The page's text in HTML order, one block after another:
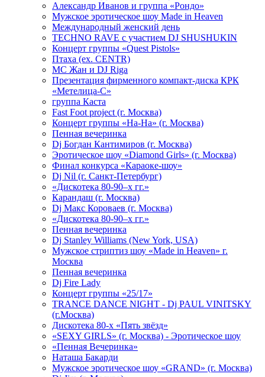
Александр Иванов и группа «Рондо»
Мужское эротическое шоу Made in Heaven
Международный женский день
TECHNO RAVE с участием DJ SHUSHUKIN
Концерт группы «Quest Pistols»
Птаха (ex. CENTR)
МС Жан и DJ Riga
Презентация фирменного компакт-диска КРК
«Метелица-С»
группа Каста
Fast Foot project (г. Москва)
Концерт группы «На-На» (г. Москва)
Пенная вечеринка
Dj Богдан Кантимиров (г. Москва)
Эротическое шоу «Diamond Girls» (г. Москва)
Финал конкурса «Караоке-шоу»
Dj Nil (г. Санкт-Петербург)
«Дискотека 80-90–х гг.»
Карандаш (г. Москва)
Dj Макс Короваев (г. Москва)
«Дискотека 80-90–х гг.»
Пенная вечеринка
Dj Stanley Williams (New York, USA)
Мужское стриптиз шоу «Made in Heaven» г.
Москва
Пенная вечеринка
Dj Fire Lady
Концерт группы «25/17»
TRANCE DANCE NIGHT - Dj PAUL VINITSKY
(г.Москва)
Дискотека 80-х «Пять звёзд»
«SEXY GIRLS» (г. Москва) - Эротическое шоу
«Пенная Вечеринка»
Hаташа Бакарди
Мужское эротическое шоу «GRAND» (г. Москва)